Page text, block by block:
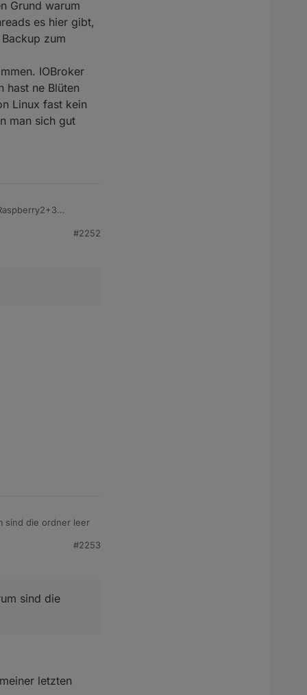
Grund warum
es hier gibt,
zum
IOBroker
hast ne Blüten
Linux fast kein
man sich gut
Bereich für sein#2252
sind die ordner leer
nodejs,
#2253
sind die
letzten